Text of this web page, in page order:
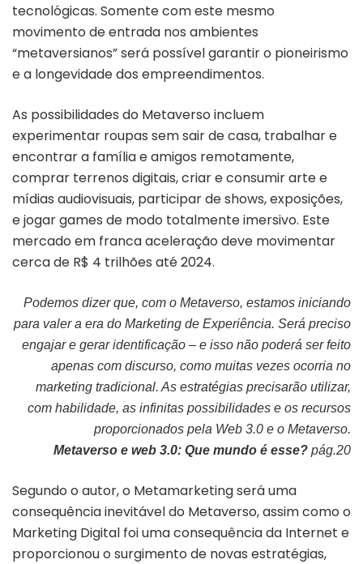
tecnológicas. Somente com este mesmo
movimento de entrada nos ambientes
“metaversianos” será possível garantir o pioneirismo
e a longevidade dos empreendimentos.
As possibilidades do Metaverso incluem
experimentar roupas sem sair de casa, trabalhar e
encontrar a família e amigos remotamente,
comprar terrenos digitais, criar e consumir arte e
mídias audiovisuais, participar de shows, exposições,
e jogar games de modo totalmente imersivo. Este
mercado em franca aceleração deve movimentar
cerca de R$ 4 trilhões até 2024.
Podemos dizer que, com o Metaverso, estamos iniciando
para valer a era do Marketing de Experiência. Será preciso
engajar e gerar identificação – e isso não poderá ser feito
apenas com discurso, como muitas vezes ocorria no
marketing tradicional. As estratégias precisarão utilizar,
com habilidade, as infinitas possibilidades e os recursos
proporcionados pela Web 3.0 e o Metaverso.
Metaverso e web 3.0: Que mundo é esse? pág.20
Segundo o autor, o Metamarketing será uma
consequência inevitável do Metaverso, assim como o
Marketing Digital foi uma consequência da Internet e
proporcionou o surgimento de novas estratégias,